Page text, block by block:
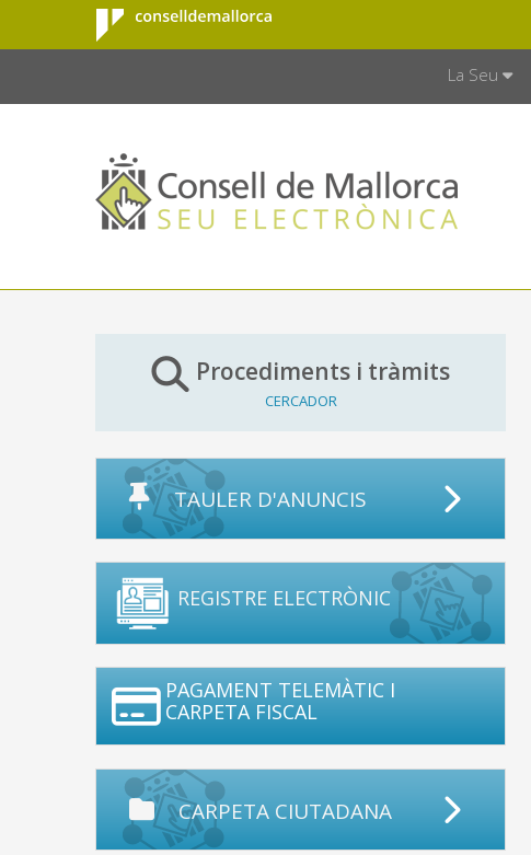
Salta al contingut principal
Consell de
Mallorca
La Seu
Procediments i tràmits
CERCADOR
TAULER D'ANUNCIS
REGISTRE ELECTRÒNIC
PAGAMENT TELEMÀTIC I
CARPETA FISCAL
CARPETA CIUTADANA